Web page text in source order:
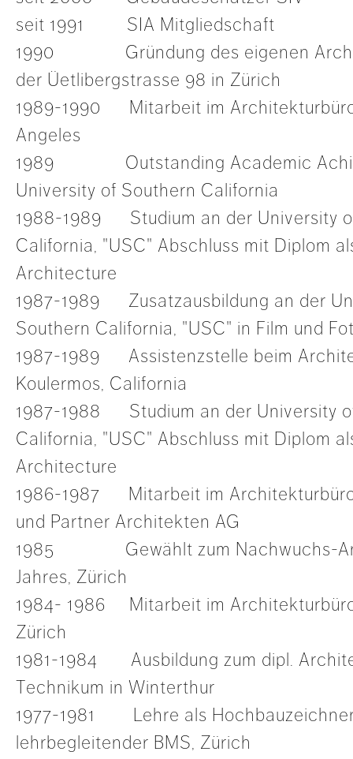
seit 1991 SIA Mitgliedschaft
1990 Gründung des eigenen
der Üetlibergstrasse 98 in Zürich
1989-1990 Mitarbeit im
Angeles
1989 Outstanding Academic
University of Southern California
1988-1989 Studium an der University
California, "USC" Abschluss mit Diplom
Architecture
1987-1989 Zusatzausbildung an der
Southern California, "USC" in Film und
1987-1989 Assistenzstelle beim
Koulermos, California
1987-1988 Studium an der University
California, "USC" Abschluss mit Diplom
Architecture
1986-1987 Mitarbeit im
und Partner Architekten AG
1985 Gewählt zum Nachwuchs-
Jahres, Zürich
1984- 1986 Mitarbeit im
Zürich
1981-1984 Ausbildung zum dipl.
Technikum in Winterthur
1977-1981 Lehre als
lehrbegleitender BMS, Zürich